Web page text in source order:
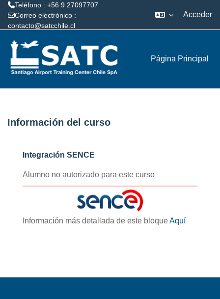
Teléfono : +56 9 27097707
Correo electrónico :
contacto@satcchile.cl
Acceder
Página Principal
Información del curso
Integración SENCE
Alumno no autorizado para este curso
Información más detallada de este bloqueAquí